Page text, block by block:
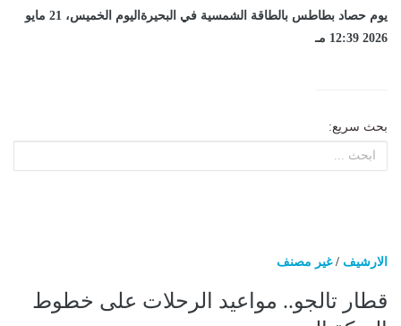
يوم حصاد بطاطس بالطاقة الشمسية في البحيرةاليوم الخميس، 21 مايو
2026 12:39 مـ
بحث سريع:
الارشيف /غير مصنف
قطار تالجو.. مواعيد الرحلات على خطوط